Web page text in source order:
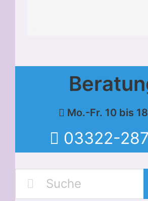
Mo.-Fr. 10 bis
03322-